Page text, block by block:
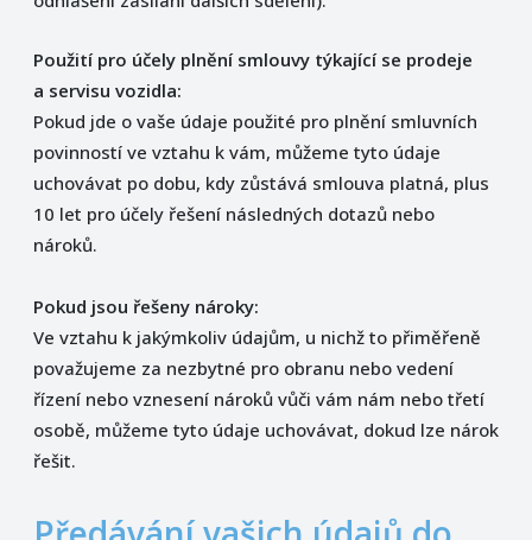
Použití pro účely plnění smlouvy týkající se prodeje
a servisu vozidla:
Pokud jde o vaše údaje použité pro plnění smluvních
povinností ve vztahu k vám, můžeme tyto údaje
uchovávat po dobu, kdy zůstává smlouva platná, plus
10 let pro účely řešení následných dotazů nebo
nároků.
Pokud jsou řešeny nároky:
Ve vztahu k jakýmkoliv údajům, u nichž to přiměřeně
považujeme za nezbytné pro obranu nebo vedení
řízení nebo vznesení nároků vůči vám nám nebo třetí
osobě, můžeme tyto údaje uchovávat, dokud lze nárok
řešit.